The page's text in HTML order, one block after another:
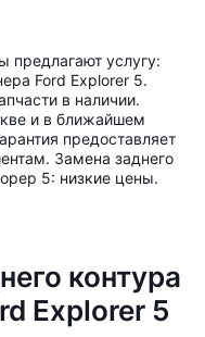
предлагают услугу:
Ford Explorer 5.
в наличии.
и в ближайшем
предоставляет
Замена заднего
5: низкие цены.
контура
Explorer 5